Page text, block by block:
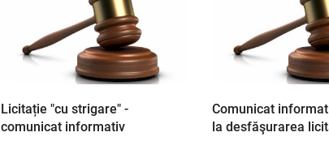
Licitație "cu strigare" -
comunicat informativ
Comunicat
la desfăşurarea